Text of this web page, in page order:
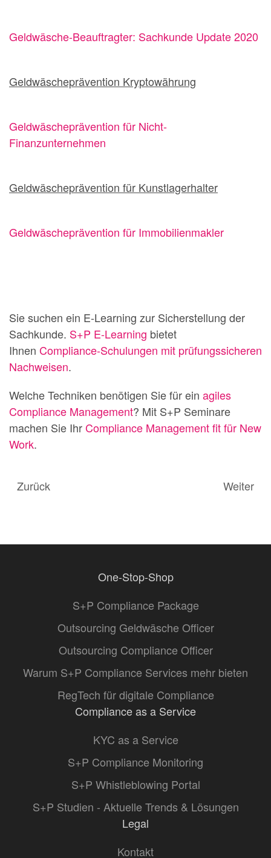
Geldwäsche-Beauftragter: Sachkunde Update 2020
Geldwäscheprävention Kryptowährung
Geldwäscheprävention für Nicht-
Finanzunternehmen
Geldwäscheprävention für Kunstlagerhalter
Geldwäscheprävention für Immobilienmakler
Sie suchen ein E-Learning zur Sicherstellung der
Sachkunde. S+P E-Learning bietet
Ihnen Compliance-Schulungen mit prüfungssicheren
Nachweisen.
Welche Techniken benötigen Sie für ein agiles
Compliance Management? Mit S+P Seminare
machen Sie Ihr Compliance Management fit für New
Work.
Zurück Weiter
One-Stop-Shop
S+P Compliance Package
Outsourcing Geldwäsche Officer
Outsourcing Compliance Officer
Warum S+P Compliance Services mehr bieten
RegTech für digitale Compliance
Compliance as a Service
KYC as a Service
S+P Compliance Monitoring
S+P Whistleblowing Portal
S+P Studien - Aktuelle Trends & Lösungen
Legal
Kontakt